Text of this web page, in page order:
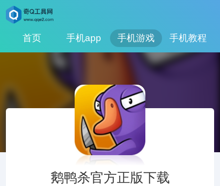
首页 手机app 手机游戏 手机教程
鹅鸭杀官方正版下载